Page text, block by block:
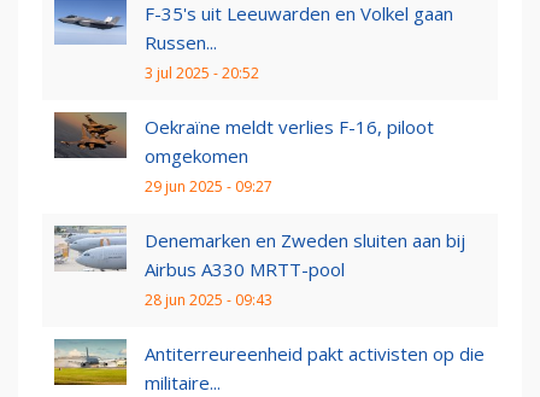
F-35's uit Leeuwarden en Volkel gaan
Russen...
3 jul 2025 - 20:52
Oekraïne meldt verlies F-16, piloot
omgekomen
29 jun 2025 - 09:27
Denemarken en Zweden sluiten aan bij
Airbus A330 MRTT-pool
28 jun 2025 - 09:43
Antiterreureenheid pakt activisten op die
militaire...